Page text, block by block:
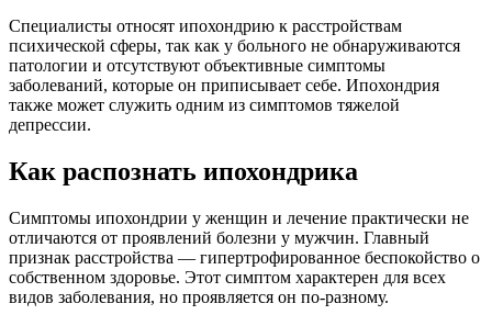
Специалисты относят ипохондрию к расстройствам
психической сферы, так как у больного не обнаруживаются
патологии и отсутствуют объективные симптомы
заболеваний, которые он приписывает себе. Ипохондрия
также может служить одним из симптомов тяжелой
депрессии.
Как распознать ипохондрика
Симптомы ипохондрии у женщин и лечение практически не
отличаются от проявлений болезни у мужчин. Главный
признак расстройства — гипертрофированное беспокойство о
собственном здоровье. Этот симптом характерен для всех
видов заболевания, но проявляется он по-разному.